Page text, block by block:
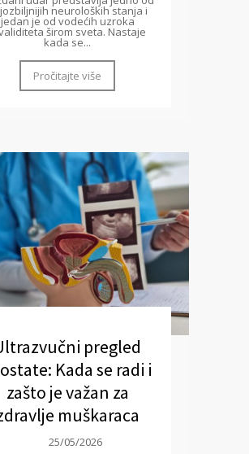
neuroloških stanja i
jedan je od vodećih uzroka
širom sveta. Nastaje
kada se...
Pročitajte više
pregled
Kada se radi i
zašto je važan za
muškaraca
25/05/2026